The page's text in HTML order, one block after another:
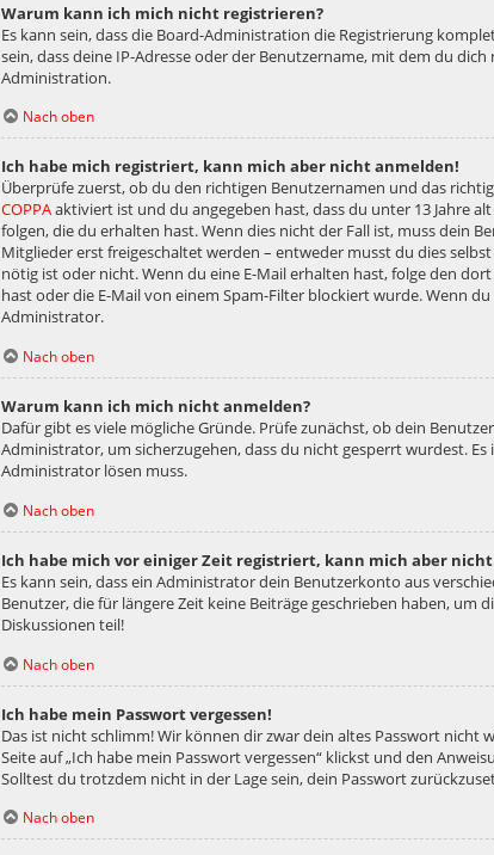
Warum kann ich mich nicht registrieren?
Es kann sein, dass die Board-Administration die Registrierung
sein, dass deine IP-Adresse oder der Benutzername, mit dem du
Administration.
Nach oben
Ich habe mich registriert, kann mich aber nicht anmelden!
Überprüfe zuerst, ob du den richtigen Benutzernamen und das
COPPAaktiviert ist und du angegeben hast, dass du unter 13 Jahre
folgen, die du erhalten hast. Wenn dies nicht der Fall ist, muss dein
Mitglieder erst freigeschaltet werden – entweder musst du dies
nötig ist oder nicht. Wenn du eine E-Mail erhalten hast, folge den
hast oder die E-Mail von einem Spam-Filter blockiert wurde. Wenn
Administrator.
Nach oben
Warum kann ich mich nicht anmelden?
Dafür gibt es viele mögliche Gründe. Prüfe zunächst, ob dein
Administrator, um sicherzugehen, dass du nicht gesperrt wurdest.
Administrator lösen muss.
Nach oben
Ich habe mich vor einiger Zeit registriert, kann mich aber
Es kann sein, dass ein Administrator dein Benutzerkonto aus
Benutzer, die für längere Zeit keine Beiträge geschrieben haben,
Diskussionen teil!
Nach oben
Ich habe mein Passwort vergessen!
Das ist nicht schlimm! Wir können dir zwar dein altes Passwort
Seite auf „Ich habe mein Passwort vergessen“ klickst und den
Solltest du trotzdem nicht in der Lage sein, dein Passwort
Nach oben